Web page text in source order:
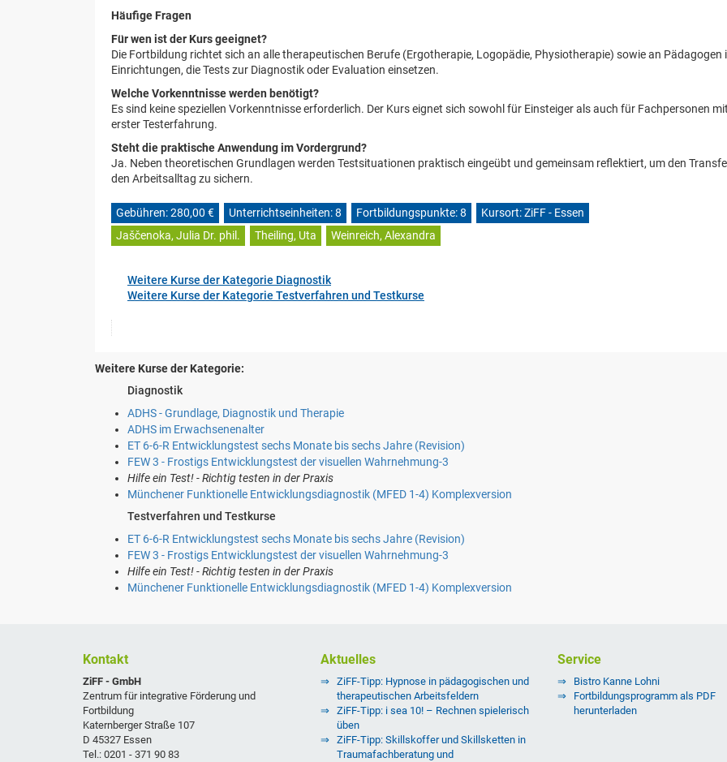
Häufige Fragen
Für wen ist der Kurs geeignet?
Die Fortbildung richtet sich an alle therapeutischen Berufe (Ergotherapie, Logopädie, Physiotherapie) sowie an Pädagogen
Einrichtungen, die Tests zur Diagnostik oder Evaluation einsetzen.
Welche Vorkenntnisse werden benötigt?
Es sind keine speziellen Vorkenntnisse erforderlich. Der Kurs eignet sich sowohl für Einsteiger als auch für Fachpersonen
erster Testerfahrung.
Steht die praktische Anwendung im Vordergrund?
Ja. Neben theoretischen Grundlagen werden Testsituationen praktisch eingeübt und gemeinsam reflektiert, um den
den Arbeitsalltag zu sichern.
Gebühren: 280,00 € Unterrichtseinheiten: 8 Fortbildungspunkte: 8
Kursort: ZiFF - Essen
Jaščenoka, Julia Dr. phil.
Theiling, Uta Weinreich, Alexandra
Weitere Kurse der Kategorie Diagnostik
Weitere Kurse der Kategorie Testverfahren und Testkurse
Weitere Kurse der Kategorie:
Diagnostik
ADHS - Grundlage, Diagnostik und Therapie
ADHS im Erwachsenenalter
ET 6-6-R Entwicklungstest sechs Monate bis sechs Jahre (Revision)
FEW 3 - Frostigs Entwicklungstest der visuellen Wahrnehmung-3
Hilfe ein Test! - Richtig testen in der Praxis
Münchener Funktionelle Entwicklungsdiagnostik (MFED 1-4) Komplexversion
Testverfahren und Testkurse
ET 6-6-R Entwicklungstest sechs Monate bis sechs Jahre (Revision)
FEW 3 - Frostigs Entwicklungstest der visuellen Wahrnehmung-3
Hilfe ein Test! - Richtig testen in der Praxis
Münchener Funktionelle Entwicklungsdiagnostik (MFED 1-4) Komplexversion
Kontakt
ZiFF - GmbH
Zentrum für integrative Förderung und
Fortbildung
Katernberger Straße 107
D 45327 Essen
Tel.: 0201 - 371 90 83
Aktuelles
ZiFF-Tipp: Hypnose in pädagogischen und
therapeutischen Arbeitsfeldern
ZiFF-Tipp: i sea 10! – Rechnen spielerisch
üben
ZiFF-Tipp: Skillskoffer und Skillsketten in
Traumafachberatung und
Service
Bistro Kanne Lohni
Fortbildungsprogramm als PDF
herunterladen